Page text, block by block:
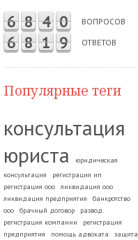
6 8 4 0 ВОПРОСОВ
6 8 1 9 ОТВЕТОВ
Популярные теги
консультация
юриста
юридическая
консультация
регистрация ип
регистрация ооо
ликвидация ооо
ликвидация предприятия
банкротство
ооо
брачный договор
развод.
регистрация компании
регистрация
предприятия
помощь адвоката
защита